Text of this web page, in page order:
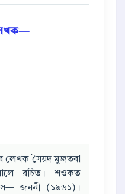
লেখক—
লেখক সৈয়দ মুজতবা
রচিত। শওকত
জননী (১৯৬১)।